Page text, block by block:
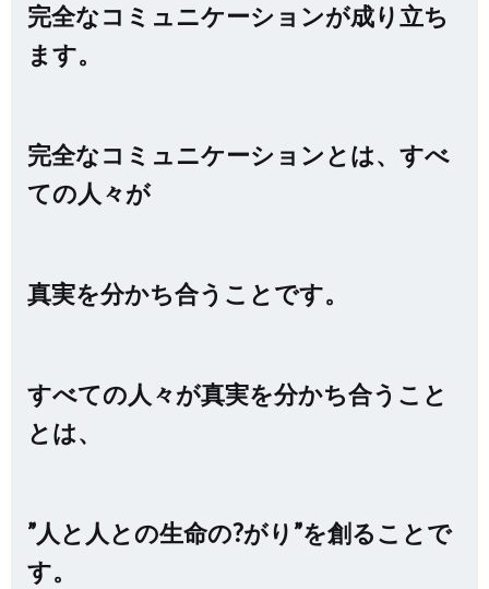
完全なコミュニケーションが成り立ち
ます。
完全なコミュニケーションとは、すべ
ての人々が
真実を分かち合うことです。
すべての人々が真実を分かち合うこと
とは、
”人と人との生命の?がり”を創ることで
す。